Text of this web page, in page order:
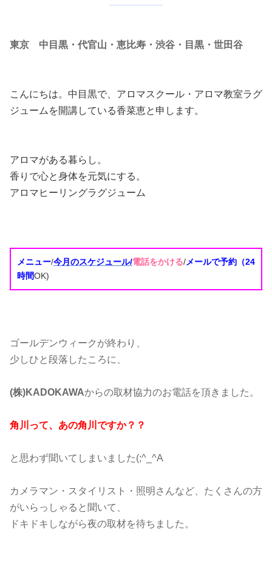
東京 中目黒・代官山・恵比寿・渋谷・目黒・世田谷
こんにちは。中目黒で、アロマスクール・アロマ教室ラグ
ジュームを開講している香菜恵と申します。
アロマがある暮らし。
香りで心と身体を元気にする。
アロマヒーリングラグジューム
メニュー/今月のスケジュール/電話をかける/メールで予約（24
時間OK)
ゴールデンウィークが終わり、
少しひと段落したころに、
(株)KADOKAWAからの取材協力のお電話を頂きました。
角川って、あの角川ですか？？
と思わず聞いてしまいました(;^_^A
カメラマン・スタイリスト・照明さんなど、たくさんの方
がいらっしゃると聞いて、
ドキドキしながら夜の取材を待ちました。